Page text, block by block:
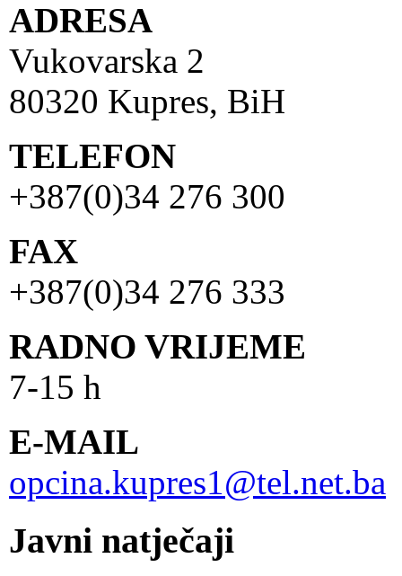
ADRESA
Vukovarska 2
80320 Kupres, BiH
TELEFON
+387(0)34 276 300
FAX
+387(0)34 276 333
RADNO VRIJEME
7-15 h
E-MAIL
opcina.kupres1@tel.net.ba
Javni natječaji